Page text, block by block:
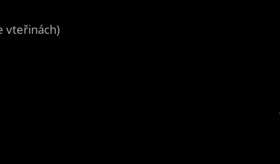
vteřinách)